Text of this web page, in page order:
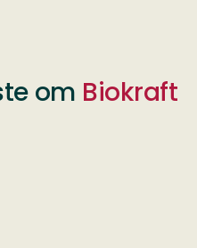
om Biokraft